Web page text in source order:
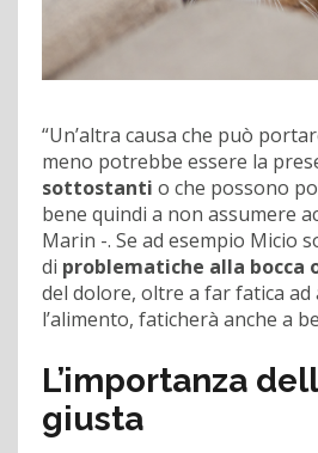
“Un’altra causa che può
meno potrebbe essere la
sottostanti o che possono
bene quindi a non assumere
Marin -. Se ad esempio Micio
di problematiche alla bocca
del dolore, oltre a far fatica ad
l’alimento, faticherà anche a
L’importanza
giusta